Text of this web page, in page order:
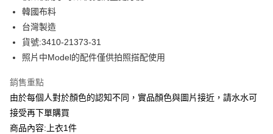
臺灣中小企業銀行
匯豐（台灣）商業銀行
聯邦商業銀行
元大商業銀行
玉山商業銀行
星展（台灣）商業銀行
台灣樂天信用卡公司
街口支付
悠遊付
貨到付款
運送方式
韓國布料
台灣製造
貨號:3410-21373-31
照片中Model的配件僅供拍照搭配使用
銷售重點
由於每個人對於顏色的認知不同，實品顏色與圖片接近，請水水可
接受再下單購買
商品內容:上衣1件